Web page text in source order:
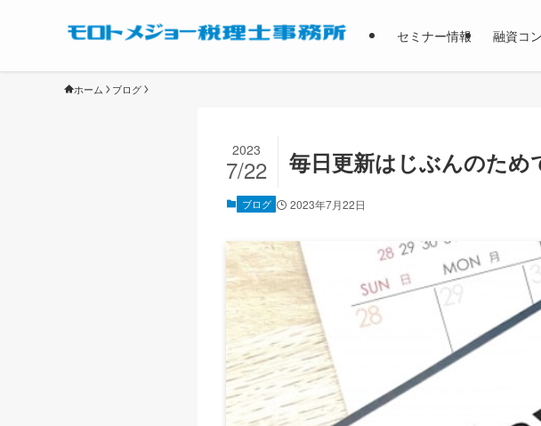
セミナー情報 融資コ
ホーム ブログ
毎日更新はじぶんのた
2023
7/22
ブログ 2023年7月22日